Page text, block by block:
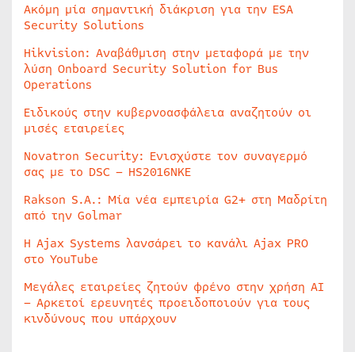
Ακόμη μία σημαντική διάκριση για την ESA
Security Solutions
Hikvision: Αναβάθμιση στην μεταφορά με την
λύση Onboard Security Solution for Bus
Operations
Ειδικούς στην κυβερνοασφάλεια αναζητούν οι
μισές εταιρείες
Novatron Security: Ενισχύστε τον συναγερμό
σας με το DSC – HS2016NKE
Rakson S.A.: Μία νέα εμπειρία G2+ στη Μαδρίτη
από την Golmar
Η Ajax Systems λανσάρει το κανάλι Ajax PRO
στο YouTube
Μεγάλες εταιρείες ζητούν φρένο στην χρήση AI
– Αρκετοί ερευνητές προειδοποιούν για τους
κινδύνους που υπάρχουν